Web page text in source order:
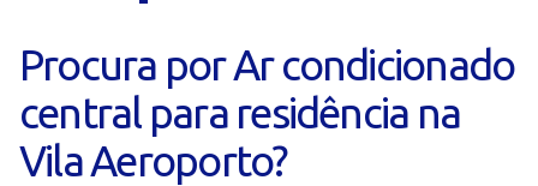
Procura por Ar condicionado
central para residência na
Vila Aeroporto?